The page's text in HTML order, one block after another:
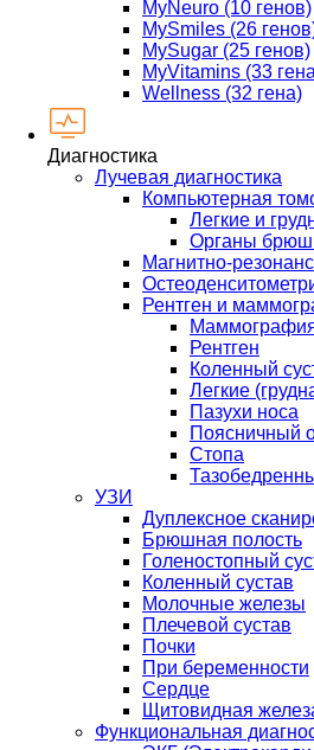
MyNeuro (10 генов)
MySmiles (26
MySugar (25 генов)
MyVitamins (33
Wellness (32 гена)
Диагностика
Лучевая диагностика
Компьютерная
Легкие и
Органы
Магнитно-
Рентген и
Рентген
Коленный
Легкие
Пазухи носа
Поясничный
Стопа
УЗИ
Дуплексное
Брюшная полость
Голеностопный
Коленный сустав
Молочные железы
Плечевой сустав
Почки
При беременности
Сердце
Щитовидная
Функциональная